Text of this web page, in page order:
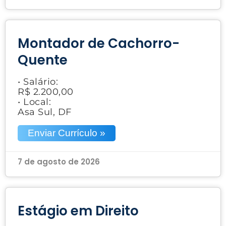
Montador de Cachorro-
Quente
• Salário:
R$ 2.200,00
• Local:
Asa Sul, DF
Enviar Currículo »
7 de agosto de 2026
Estágio em Direito